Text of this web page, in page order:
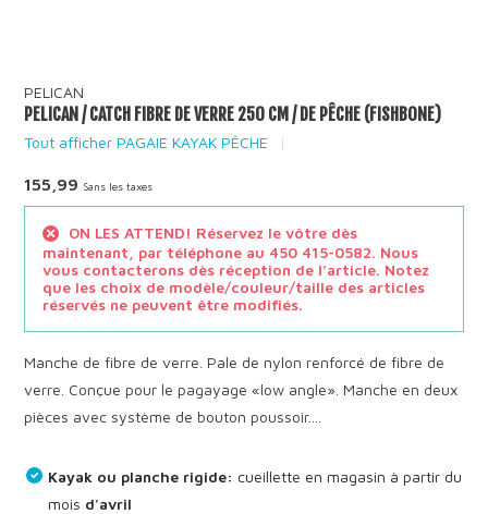
PELICAN
PELICAN / CATCH FIBRE DE VERRE 250 CM / DE PÊCHE (FISHBONE)
Tout afficher PAGAIE KAYAK PÊCHE
155,99 Sans les taxes
ON LES ATTEND! Réservez le vôtre dès
maintenant, par téléphone au 450 415-0582. Nous
vous contacterons dès réception de l’article. Notez
que les choix de modèle/couleur/taille des articles
réservés ne peuvent être modifiés.
Manche de fibre de verre. Pale de nylon renforcé de fibre de
verre. Conçue pour le pagayage «low angle». Manche en deux
pièces avec système de bouton poussoir....
Kayak ou planche rigide: cueillette en magasin à partir du
mois d'avril